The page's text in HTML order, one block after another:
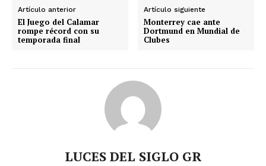
Artículo anterior
El Juego del Calamar
rompe récord con su
temporada final
Artículo siguiente
Monterrey cae ante
Dortmund en Mundial de
Clubes
LUCES DEL SIGLO GR